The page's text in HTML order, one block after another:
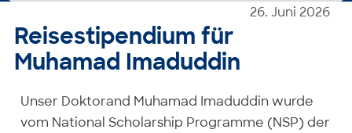
26. Juni 2026
Reisestipendium für
Muhamad Imaduddin
Unser Doktorand Muhamad Imaduddin wurde
vom National Scholarship Programme (NSP) der